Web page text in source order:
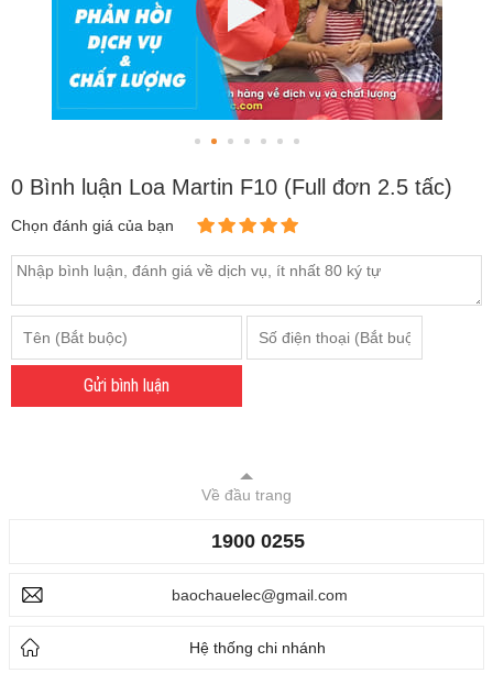
0 Bình luận Loa Martin F10 (Full đơn 2.5 tấc)
Chọn đánh giá của bạn
Gửi bình luận
Về đầu trang
1900 0255
baochauelec@gmail.com
Hệ thống chi nhánh